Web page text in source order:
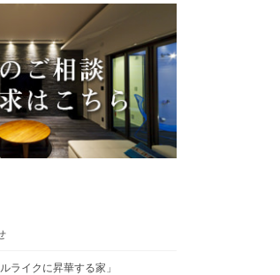
ライクに昇華する家」